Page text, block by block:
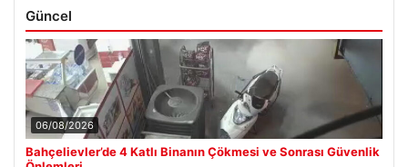
Güncel
06/08/2026
Bahçelievler’de 4 Katlı Binanın Çökmesi ve Sonrası Güvenlik